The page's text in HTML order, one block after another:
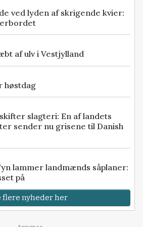
ved lyden af skrigende kvier:
af ulv i Vestjylland
høstdag
slagteri: En af landets
sender nu grisene til Danish
lammer landmænds såplaner:
på
flere nyheder her